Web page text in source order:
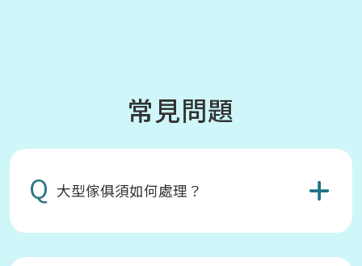
常見問題
Q 大型傢俱須如何處理？